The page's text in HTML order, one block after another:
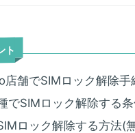
ト
店舗でSIMロック解除手
でSIMロック解除する
ロック解除する方法(